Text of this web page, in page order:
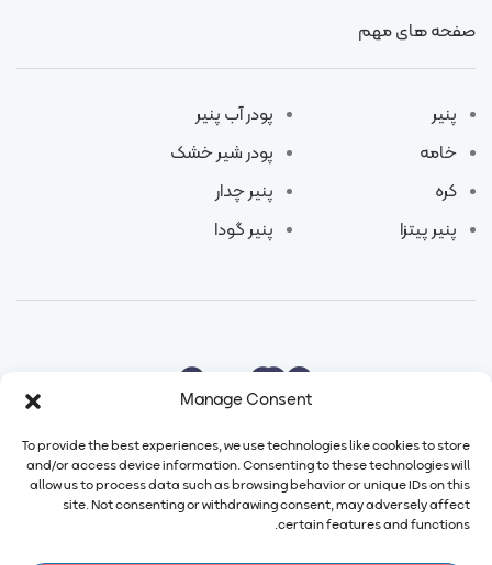
Manage Consent
To provide the best experiences, we use technologies like cookies to store
and/or access device information. Consenting to these technologies will
allow us to process data such as browsing behavior or unique IDs on this
site. Not consenting or withdrawing consent, may adversely affect
certain features and functions.
صفحه های مهم
پنیر
خامه
کره
پنیر پیتزا
پودر آب پنیر
پودر شیر خشک
پنیر چدار
پنیر گودا